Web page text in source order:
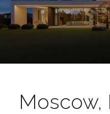
Moscow,